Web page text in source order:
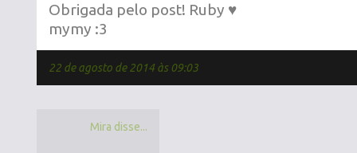
Obrigada pelo post! Ruby ♥
mymy :3
22 de agosto de 2014 às 09:03
Mira disse...